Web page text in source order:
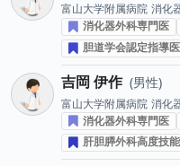
富山大学附属病院 消化
消化器外科専門医
胆道学会認定指導医
吉岡 伊作 男性
富山大学附属病院 消化
消化器外科専門医
肝胆膵外科高度技